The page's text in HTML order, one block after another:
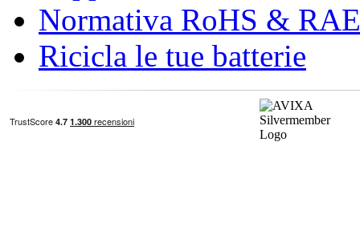
Normativa RoHS &
Ricicla le tue batterie